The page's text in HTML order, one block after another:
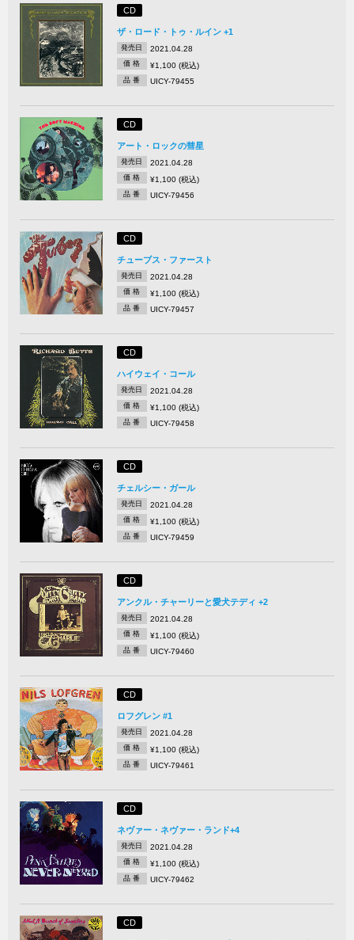
CD
ザ・ロード・トゥ・ルイン +1
発売日 2021.04.28
価 格 ¥1,100 (税込)
品 番 UICY-79455
CD
アート・ロックの彗星
発売日 2021.04.28
価 格 ¥1,100 (税込)
品 番 UICY-79456
CD
チューブス・ファースト
発売日 2021.04.28
価 格 ¥1,100 (税込)
品 番 UICY-79457
CD
ハイウェイ・コール
発売日 2021.04.28
価 格 ¥1,100 (税込)
品 番 UICY-79458
CD
チェルシー・ガール
発売日 2021.04.28
価 格 ¥1,100 (税込)
品 番 UICY-79459
CD
アンクル・チャーリーと愛犬テディ +2
発売日 2021.04.28
価 格 ¥1,100 (税込)
品 番 UICY-79460
CD
ロフグレン #1
発売日 2021.04.28
価 格 ¥1,100 (税込)
品 番 UICY-79461
CD
ネヴァー・ネヴァー・ランド+4
発売日 2021.04.28
価 格 ¥1,100 (税込)
品 番 UICY-79462
CD